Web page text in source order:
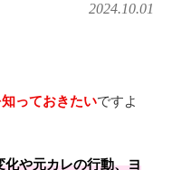
2024.10.01
っておきたいですよ
や元カレの行動、ヨ